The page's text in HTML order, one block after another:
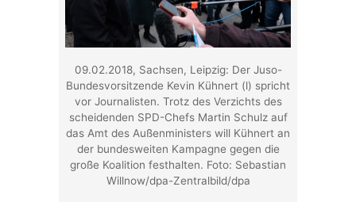
09.02.2018, Sachsen, Leipzig: Der Juso-
Bundesvorsitzende Kevin Kühnert (l) spricht
vor Journalisten. Trotz des Verzichts des
scheidenden SPD-Chefs Martin Schulz auf
das Amt des Außenministers will Kühnert an
der bundesweiten Kampagne gegen die
große Koalition festhalten. Foto: Sebastian
Willnow/dpa-Zentralbild/dpa